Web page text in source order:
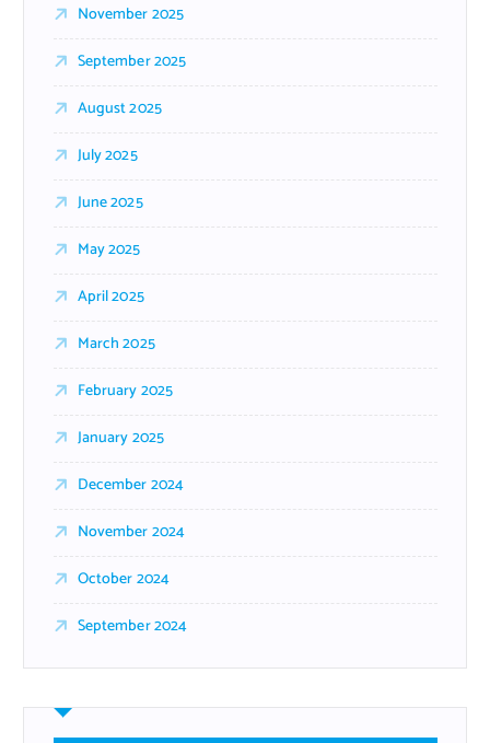
November 2025
September 2025
August 2025
July 2025
June 2025
May 2025
April 2025
March 2025
February 2025
January 2025
December 2024
November 2024
October 2024
September 2024